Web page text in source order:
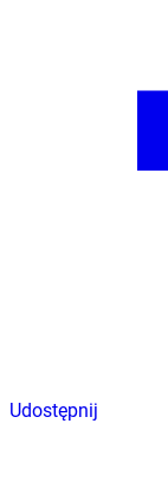
Udostępnij